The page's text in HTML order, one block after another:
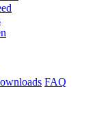
FAQ